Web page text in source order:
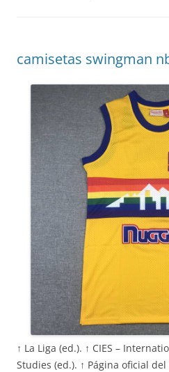
camisetas swingman
↑ La Liga (ed.). ↑ CIES –
Studies (ed.). ↑ Página oficial del